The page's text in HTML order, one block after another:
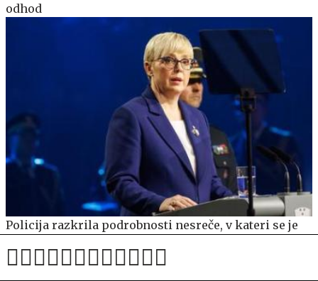
odhod
Policija razkrila podrobnosti nesreče, v kateri se je